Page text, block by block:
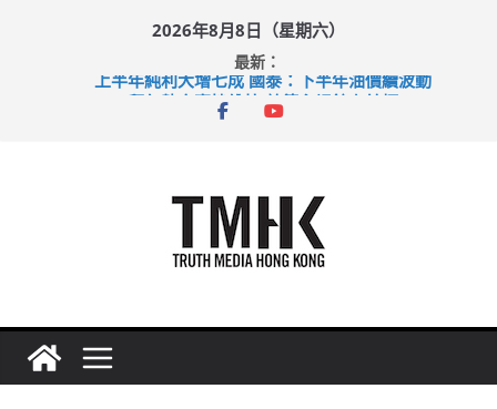
2026年8月8日（星期六）
最新：
上半年純利大增七成 國泰：下半年油價續波動
拜仁熱身賽挫維拉 啟德主場館奪錦標